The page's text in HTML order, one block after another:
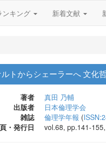
ンキング 新着文献
トからシェーラーへ 文化
著者
真田 乃輔
出版者
日本倫理学会
雑誌
倫理学年報 (
・発行日
vol.68, pp.141-